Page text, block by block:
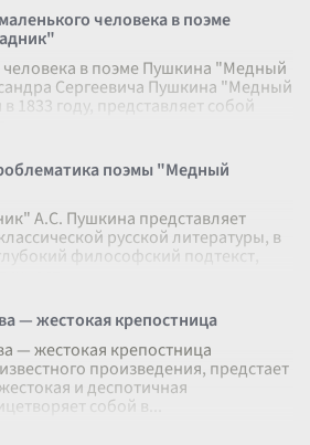
человека в поэме
человека в поэме Пушкина "Медный
Сергеевича Пушкина "Медный
1833 году, представляет собой
поэмы "Медный
А.С. Пушкина представляет
русской литературы, в
философский подтекст,
— жестокая крепостница
— жестокая крепостница
произведения, предстает
и деспотичная
собой в